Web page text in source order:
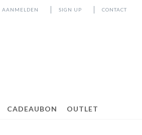
AANMELDEN SIGN UP CONTACT
CADEAUBON OUTLET